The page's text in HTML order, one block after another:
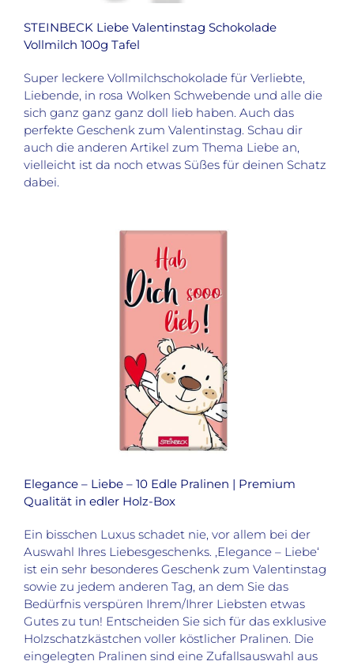
STEINBECK Liebe Valentinstag Schokolade
Vollmilch 100g Tafel
Super leckere Vollmilchschokolade für Verliebte,
Liebende, in rosa Wolken Schwebende und alle die
sich ganz ganz ganz doll lieb haben. Auch das
perfekte Geschenk zum Valentinstag. Schau dir
auch die anderen Artikel zum Thema Liebe an,
vielleicht ist da noch etwas Süßes für deinen Schatz
dabei.
Elegance – Liebe – 10 Edle Pralinen | Premium
Qualität in edler Holz-Box
Ein bisschen Luxus schadet nie, vor allem bei der
Auswahl Ihres Liebesgeschenks. ‚Elegance – Liebe‘
ist ein sehr besonderes Geschenk zum Valentinstag
sowie zu jedem anderen Tag, an dem Sie das
Bedürfnis verspüren Ihrem/Ihrer Liebsten etwas
Gutes zu tun! Entscheiden Sie sich für das exklusive
Holzschatzkästchen voller köstlicher Pralinen. Die
eingelegten Pralinen sind eine Zufallsauswahl aus